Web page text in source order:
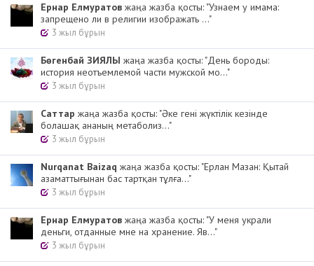
Ернар Елмуратов жаңа жазба қосты: "Узнаем у имама:
запрещено ли в религии изображать ..."
3 жыл бұрын
Бөгенбай ЗИЯЛЫ жаңа жазба қосты: "День бороды:
история неотъемлемой части мужской мо..."
3 жыл бұрын
Cаттар жаңа жазба қосты: "Әке гені жүктілік кезінде
болашақ ананың метаболиз..."
3 жыл бұрын
Nurqanat Baizaq жаңа жазба қосты: "Ерлан Мазан: Қытай
азаматтығынан бас тартқан тұлға..."
3 жыл бұрын
Ернар Елмуратов жаңа жазба қосты: "У меня украли
деньги, отданные мне на хранение. Яв..."
3 жыл бұрын